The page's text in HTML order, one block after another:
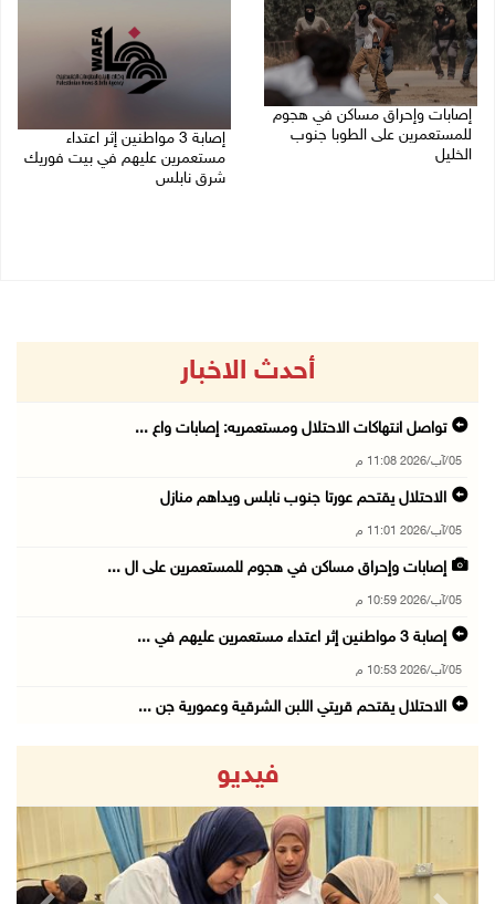
إصابات وإحراق مساكن في هجوم
للمستعمرين على الطوبا جنوب
الخليل
إصابة 3 مواطنين إثر اعتداء
مستعمرين عليهم في بيت فوريك
شرق نابلس
أحدث الاخبار
تواصل انتهاكات الاحتلال ومستعمريه: إصابات واع ...
05/آب/2026 11:08 م
الاحتلال يقتحم عورتا جنوب نابلس ويداهم منازل
05/آب/2026 11:01 م
إصابات وإحراق مساكن في هجوم للمستعمرين على ال ...
05/آب/2026 10:59 م
إصابة 3 مواطنين إثر اعتداء مستعمرين عليهم في ...
05/آب/2026 10:53 م
الاحتلال يقتحم قريتي اللبن الشرقية وعمورية جن ...
الوزيرة شاهين تبحث مع نظيرها المصري مستجدات ا ...
05/آب/2026 10:43 م
مستعمرون يقتحمون بيت فجار جنوب بيت لحم
05/آب/2026 10:19 م
فيديو